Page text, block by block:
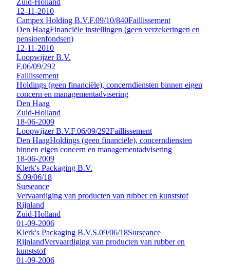
12-11-2010
Campex Holding B.V.F.09/10/840Faillissement
Den HaagFinanciële instellingen (geen verzekeringen en
pensioenfondsen)
12-11-2010
Loopwijzer B.V.
F.06/09/292
Faillissement
Holdings (geen financiële), concerndiensten binnen eigen
concern en managementadvisering
Den Haag
Zuid-Holland
18-06-2009
Loopwijzer B.V.F.06/09/292Faillissement
Den HaagHoldings (geen financiële), concerndiensten
binnen eigen concern en managementadvisering
18-06-2009
Klerk's Packaging B.V.
S.09/06/18
Surseance
Vervaardiging van producten van rubber en kunststof
Rijnland
Zuid-Holland
01-09-2006
Klerk's Packaging B.V.S.09/06/18Surseance
RijnlandVervaardiging van producten van rubber en
kunststof
01-09-2006